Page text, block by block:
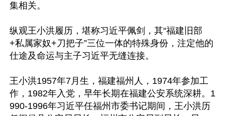
集相关。
纵观王小洪履历，堪称习近平佩剑，其“福建旧部
+私属家奴+刀把子”三位一体的特殊身份，注定他的
仕途及命运与主子习近平无缝连接。
王小洪1957年7月生，福建福州人，1974年参加工
作，1982年入党，早年长期在福建公安系统深耕。1
990-1996年习近平任福州市委书记期间，王小洪历